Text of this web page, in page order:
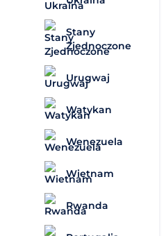
Stany
Zjednoczone
Urugwaj
Watykan
Wenezuela
Wietnam
Rwanda